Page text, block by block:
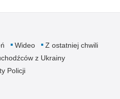
Wideo
Z ostatniej chwili
z Ukrainy
Policji